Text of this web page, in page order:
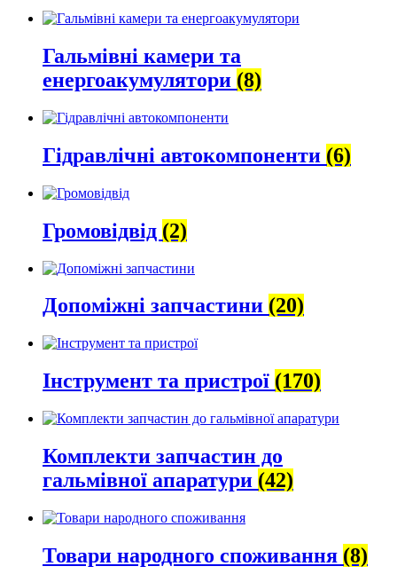
Гальмівні камери та
енергоакумулятори (8)
Гідравлічні автокомпоненти (6)
Громовідвід (2)
Допоміжні запчастини (20)
Інструмент та пристрої (170)
Комплекти запчастин до
гальмівної апаратури (42)
Товари народного споживання (8)